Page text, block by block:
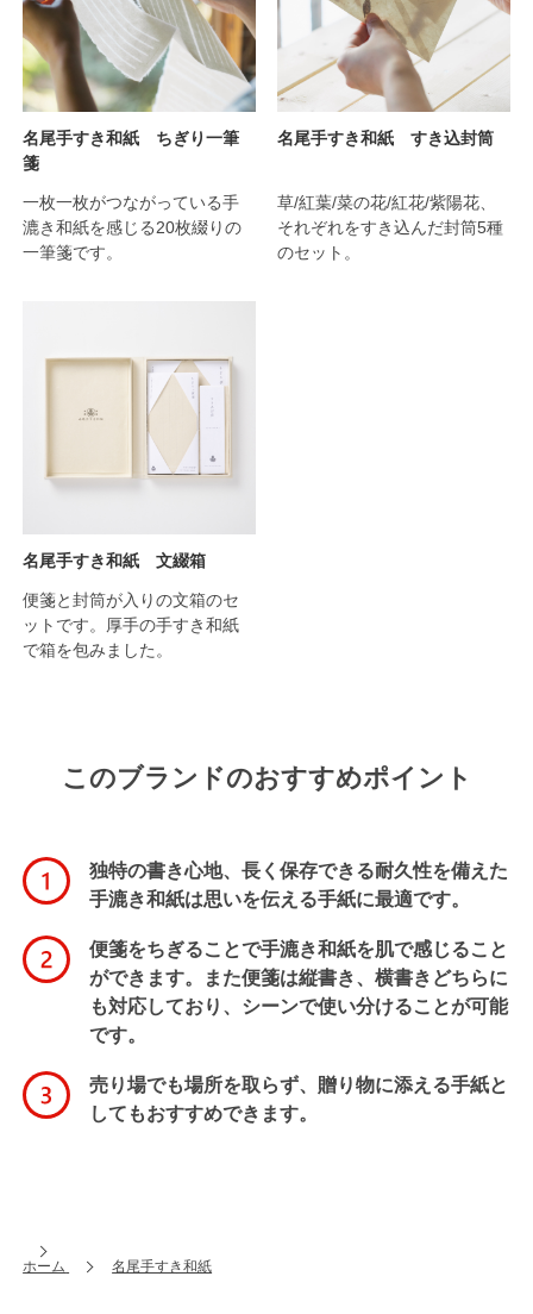
一枚一枚がつながっている手
漉き和紙を感じる20枚綴りの
一筆箋です。
名尾手すき和紙 ちぎり一筆
箋
草/紅葉/菜の花/紅花/紫陽花、
それぞれをすき込んだ封筒5種
のセット。
名尾手すき和紙 すき込封筒
便箋と封筒が入りの文箱のセ
ットです。厚手の手すき和紙
で箱を包みました。
名尾手すき和紙 文綴箱
このブランドのおすすめポイント
独特の書き心地、長く保存できる耐久性を備えた
手漉き和紙は思いを伝える手紙に最適です。
便箋をちぎることで手漉き和紙を肌で感じること
ができます。また便箋は縦書き、横書きどちらに
も対応しており、シーンで使い分けることが可能
です。
売り場でも場所を取らず、贈り物に添える手紙と
してもおすすめできます。
ホーム 名尾手すき和紙